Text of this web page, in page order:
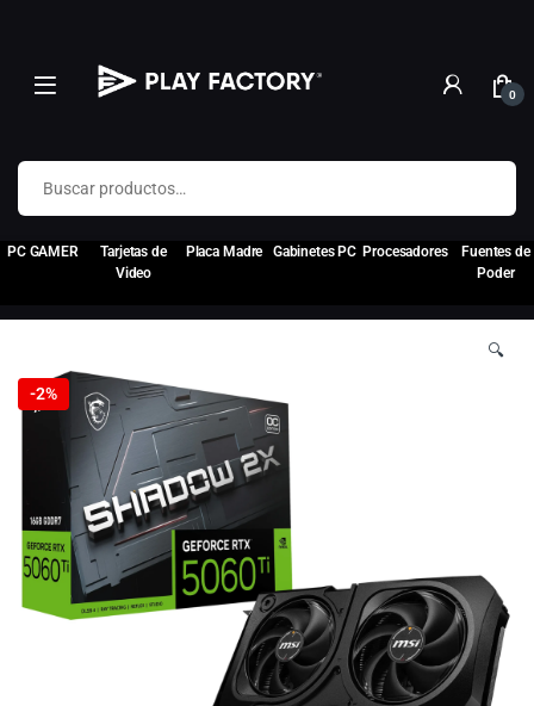
0
Buscar por:
PC GAMER
Tarjetas de
Video
Placa Madre Gabinetes PC Procesadores
Fuentes de
Poder
-2%
🔍